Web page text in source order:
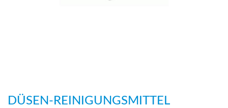
DÜSEN-REINIGUNGSMITTEL
Anfang